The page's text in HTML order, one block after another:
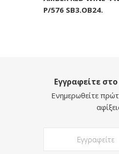
P/576 SB3.OB24.
Εγγραφείτε
Ενημερωθείτε